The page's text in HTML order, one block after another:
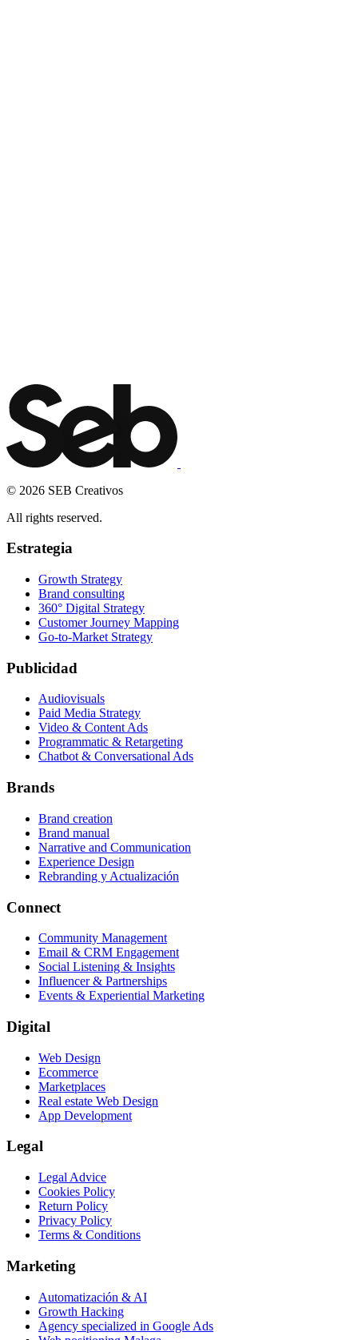
© 2026 SEB Creativos
All rights reserved.
Estrategia
Growth Strategy
Brand consulting
360° Digital Strategy
Customer Journey Mapping
Go-to-Market Strategy
Publicidad
Audiovisuals
Paid Media Strategy
Video & Content Ads
Programmatic & Retargeting
Chatbot & Conversational Ads
Brands
Brand creation
Brand manual
Narrative and Communication
Experience Design
Rebranding y Actualización
Connect
Community Management
Email & CRM Engagement
Social Listening & Insights
Influencer & Partnerships
Events & Experiential Marketing
Digital
Web Design
Ecommerce
Marketplaces
Real estate Web Design
App Development
Legal
Legal Advice
Cookies Policy
Return Policy
Privacy Policy
Terms & Conditions
Marketing
Automatización & AI
Growth Hacking
Agency specialized in Google Ads